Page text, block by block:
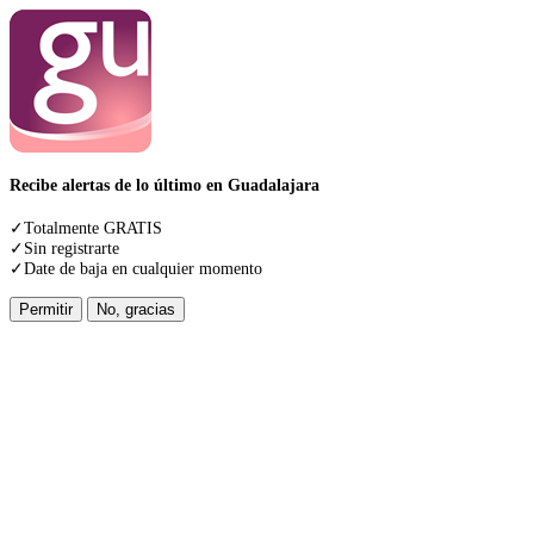
Recibe alertas de lo último en Guadalajara
✓Totalmente GRATIS
✓Sin registrarte
✓Date de baja en cualquier momento
Permitir No, gracias